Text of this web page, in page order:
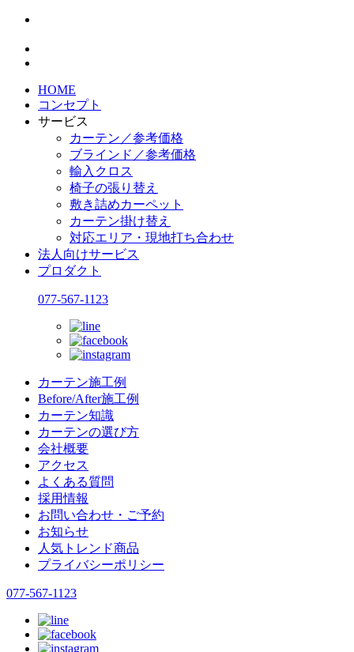
HOME
コンセプト
サービス
カーテン／参考価格
ブラインド／参考価格
輸入クロス
椅子の張り替え
敷き詰めカーペット
カーテン掛け替え
対応エリア・現地打ち合わせ
法人向けサービス
プロダクト
077-567-1123
カーテン施工例
Before/After施工例
カーテン知識
カーテンの選び方
会社概要
アクセス
よくある質問
採用情報
お問い合わせ・ご予約
お知らせ
人気トレンド商品
プライバシーポリシー
077-567-1123